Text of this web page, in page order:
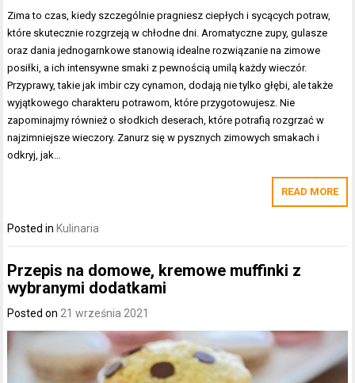
Zima to czas, kiedy szczególnie pragniesz ciepłych i sycących potraw,
które skutecznie rozgrzeją w chłodne dni. Aromatyczne zupy, gulasze
oraz dania jednogarnkowe stanowią idealne rozwiązanie na zimowe
posiłki, a ich intensywne smaki z pewnością umilą każdy wieczór.
Przyprawy, takie jak imbir czy cynamon, dodają nie tylko głębi, ale także
wyjątkowego charakteru potrawom, które przygotowujesz. Nie
zapominajmy również o słodkich deserach, które potrafią rozgrzać w
najzimniejsze wieczory. Zanurz się w pysznych zimowych smakach i
odkryj, jak…
READ MORE
Posted in Kulinaria
Przepis na domowe, kremowe muffinki z
wybranymi dodatkami
Posted on 21 września 2021